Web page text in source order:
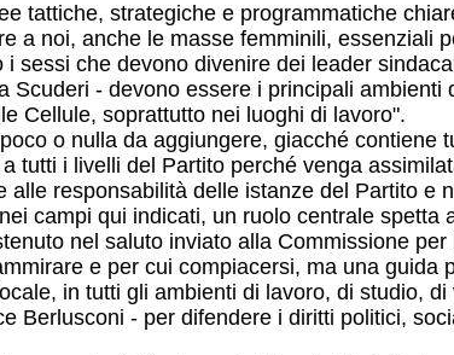
tattiche, strategiche e programmatiche
noi, anche le masse femminili, essenziali
sessi che devono divenire dei leader
- devono essere i principali
Cellule, soprattutto nei luoghi di lavoro".
o nulla da aggiungere, giacché contiene
i livelli del Partito perché venga
responsabilità delle istanze del Partito e
campi qui indicati, un ruolo centrale spetta
nel saluto inviato alla Commissione
e per cui compiacersi, ma una guida
in tutti gli ambienti di lavoro, di studio,
Berlusconi - per difendere i diritti politici,